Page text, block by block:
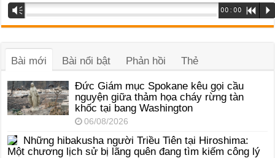
Trình
phát
âm
Vm 00:00 R P
Bài mới Bài nổi bật Phản hồi Thẻ
Đức Giám mục Spokane kêu gọi cầu
nguyện giữa thảm họa cháy rừng tàn
khốc tại bang Washington
06/08/2026
Những hibakusha người Triều Tiên tại Hiroshima:
Một chương lịch sử bị lãng quên đang tìm kiếm công lý